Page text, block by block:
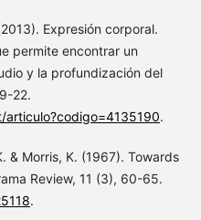
Expresión corporal.
permite encontrar un
y la profundización del
22.
.
& Morris, K. (1967). Towards
Review, 11 (3), 60-65.
.